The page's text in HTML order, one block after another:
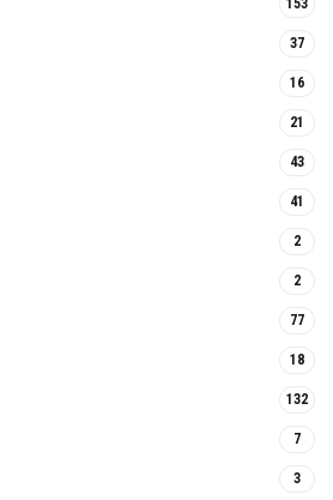
37
16
21
43
41
2
2
77
18
132
7
3